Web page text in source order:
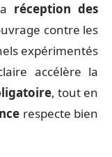
réception des
contre les
expérimentés
accélère la
, tout en
respecte bien